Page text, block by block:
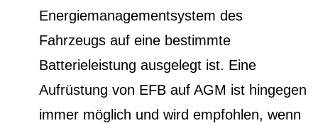
Energiemanagementsystem des
Fahrzeugs auf eine bestimmte
Batterieleistung ausgelegt ist. Eine
Aufrüstung von EFB auf AGM ist hingegen
immer möglich und wird empfohlen, wenn